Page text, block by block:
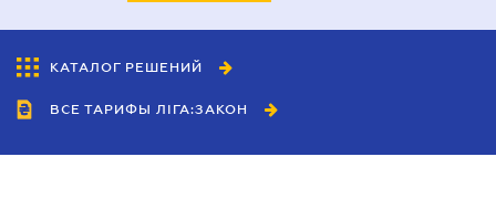
КАТАЛОГ РЕШЕНИЙ
ВСЕ ТАРИФЫ ЛІГА:ЗАКОН